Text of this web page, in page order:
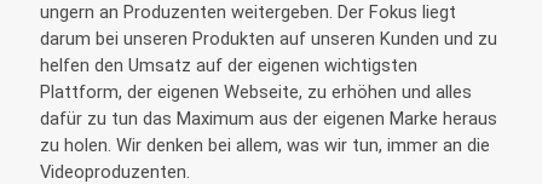
ungern an Produzenten weitergeben. Der Fokus liegt
darum bei unseren Produkten auf unseren Kunden und zu
helfen den Umsatz auf der eigenen wichtigsten
Plattform, der eigenen Webseite, zu erhöhen und alles
dafür zu tun das Maximum aus der eigenen Marke heraus
zu holen. Wir denken bei allem, was wir tun, immer an die
Videoproduzenten.